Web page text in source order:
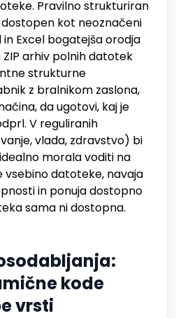
Pravilno strukturiran
dostopen kot neoznačeni
in Excel bogatejša orodja
arhiv polnih datotek
strukturne
z bralnikom zaslona,
da ugotovi, kaj je
V reguliranih
vlada, zdravstvo) bi
morala voditi na
vsebino datoteke, navaja
in ponuja dostopno
sama ni dostopna.
kode
vrsti